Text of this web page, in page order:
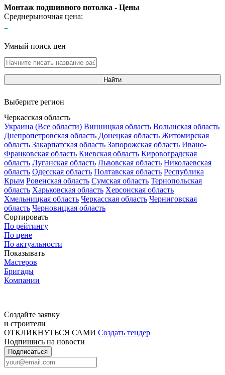
Монтаж подшивного потолка - Цены
Среднерыночная цена:
-
Умный поиск цен
Найти
Выберите регион
Черкасская область
Украина (Все области) Винницкая область Волынская область
Днепропетровская область Донецкая область Житомирская
область Закарпатская область Запорожская область Ивано-
Франковская область Киевская область Кировоградская
область Луганская область Львовская область Николаевская
область Одесская область Полтавская область Республика
Крым Ровенская область Сумская область Тернопольская
область Харьковская область Херсонская область
Хмельницкая область Черкасская область Черниговская
область Черновицкая область
Сортировать
По рейтингу
По цене
По актуальности
Показывать
Мастеров
Бригады
Компании
Создайте заявку
и строители
ОТКЛИКНУТЬСЯ САМИ Создать тендер
Подпишись на новости
Подписаться